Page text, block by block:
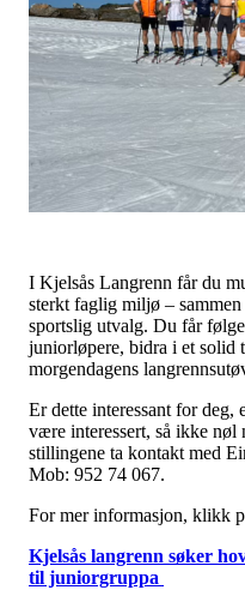
I Kjelsås Langrenn får du
sterkt faglig miljø –
sportslig utvalg. Du får
juniorløpere, bidra i et solid
morgendagens
Er dette interessant for deg,
være interessert, så ikke nøl
stillingene ta kontakt med
Mob: 952 74 067.
For mer informasjon, klikk
Kjelsås langrenn søker
til juniorgruppa